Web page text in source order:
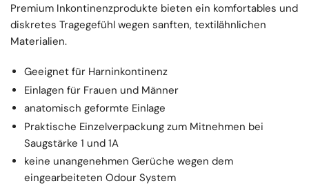
Premium Inkontinenzprodukte bieten ein komfortables und
diskretes Tragegefühl wegen sanften, textilähnlichen
Materialien.
Geeignet für Harninkontinenz
Einlagen für Frauen und Männer
anatomisch geformte Einlage
Praktische Einzelverpackung zum Mitnehmen bei
Saugstärke 1 und 1A
keine unangenehmen Gerüche wegen dem
eingearbeiteten Odour System